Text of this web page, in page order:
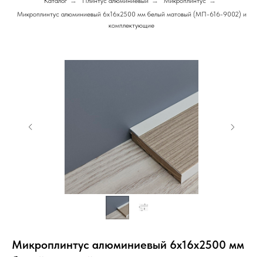
Микроплинтус алюминиевый 6х16х2500 мм белый матовый (МП-616-9002) и
комплектующие
Микроплинтус алюминиевый 6х16х2500 мм